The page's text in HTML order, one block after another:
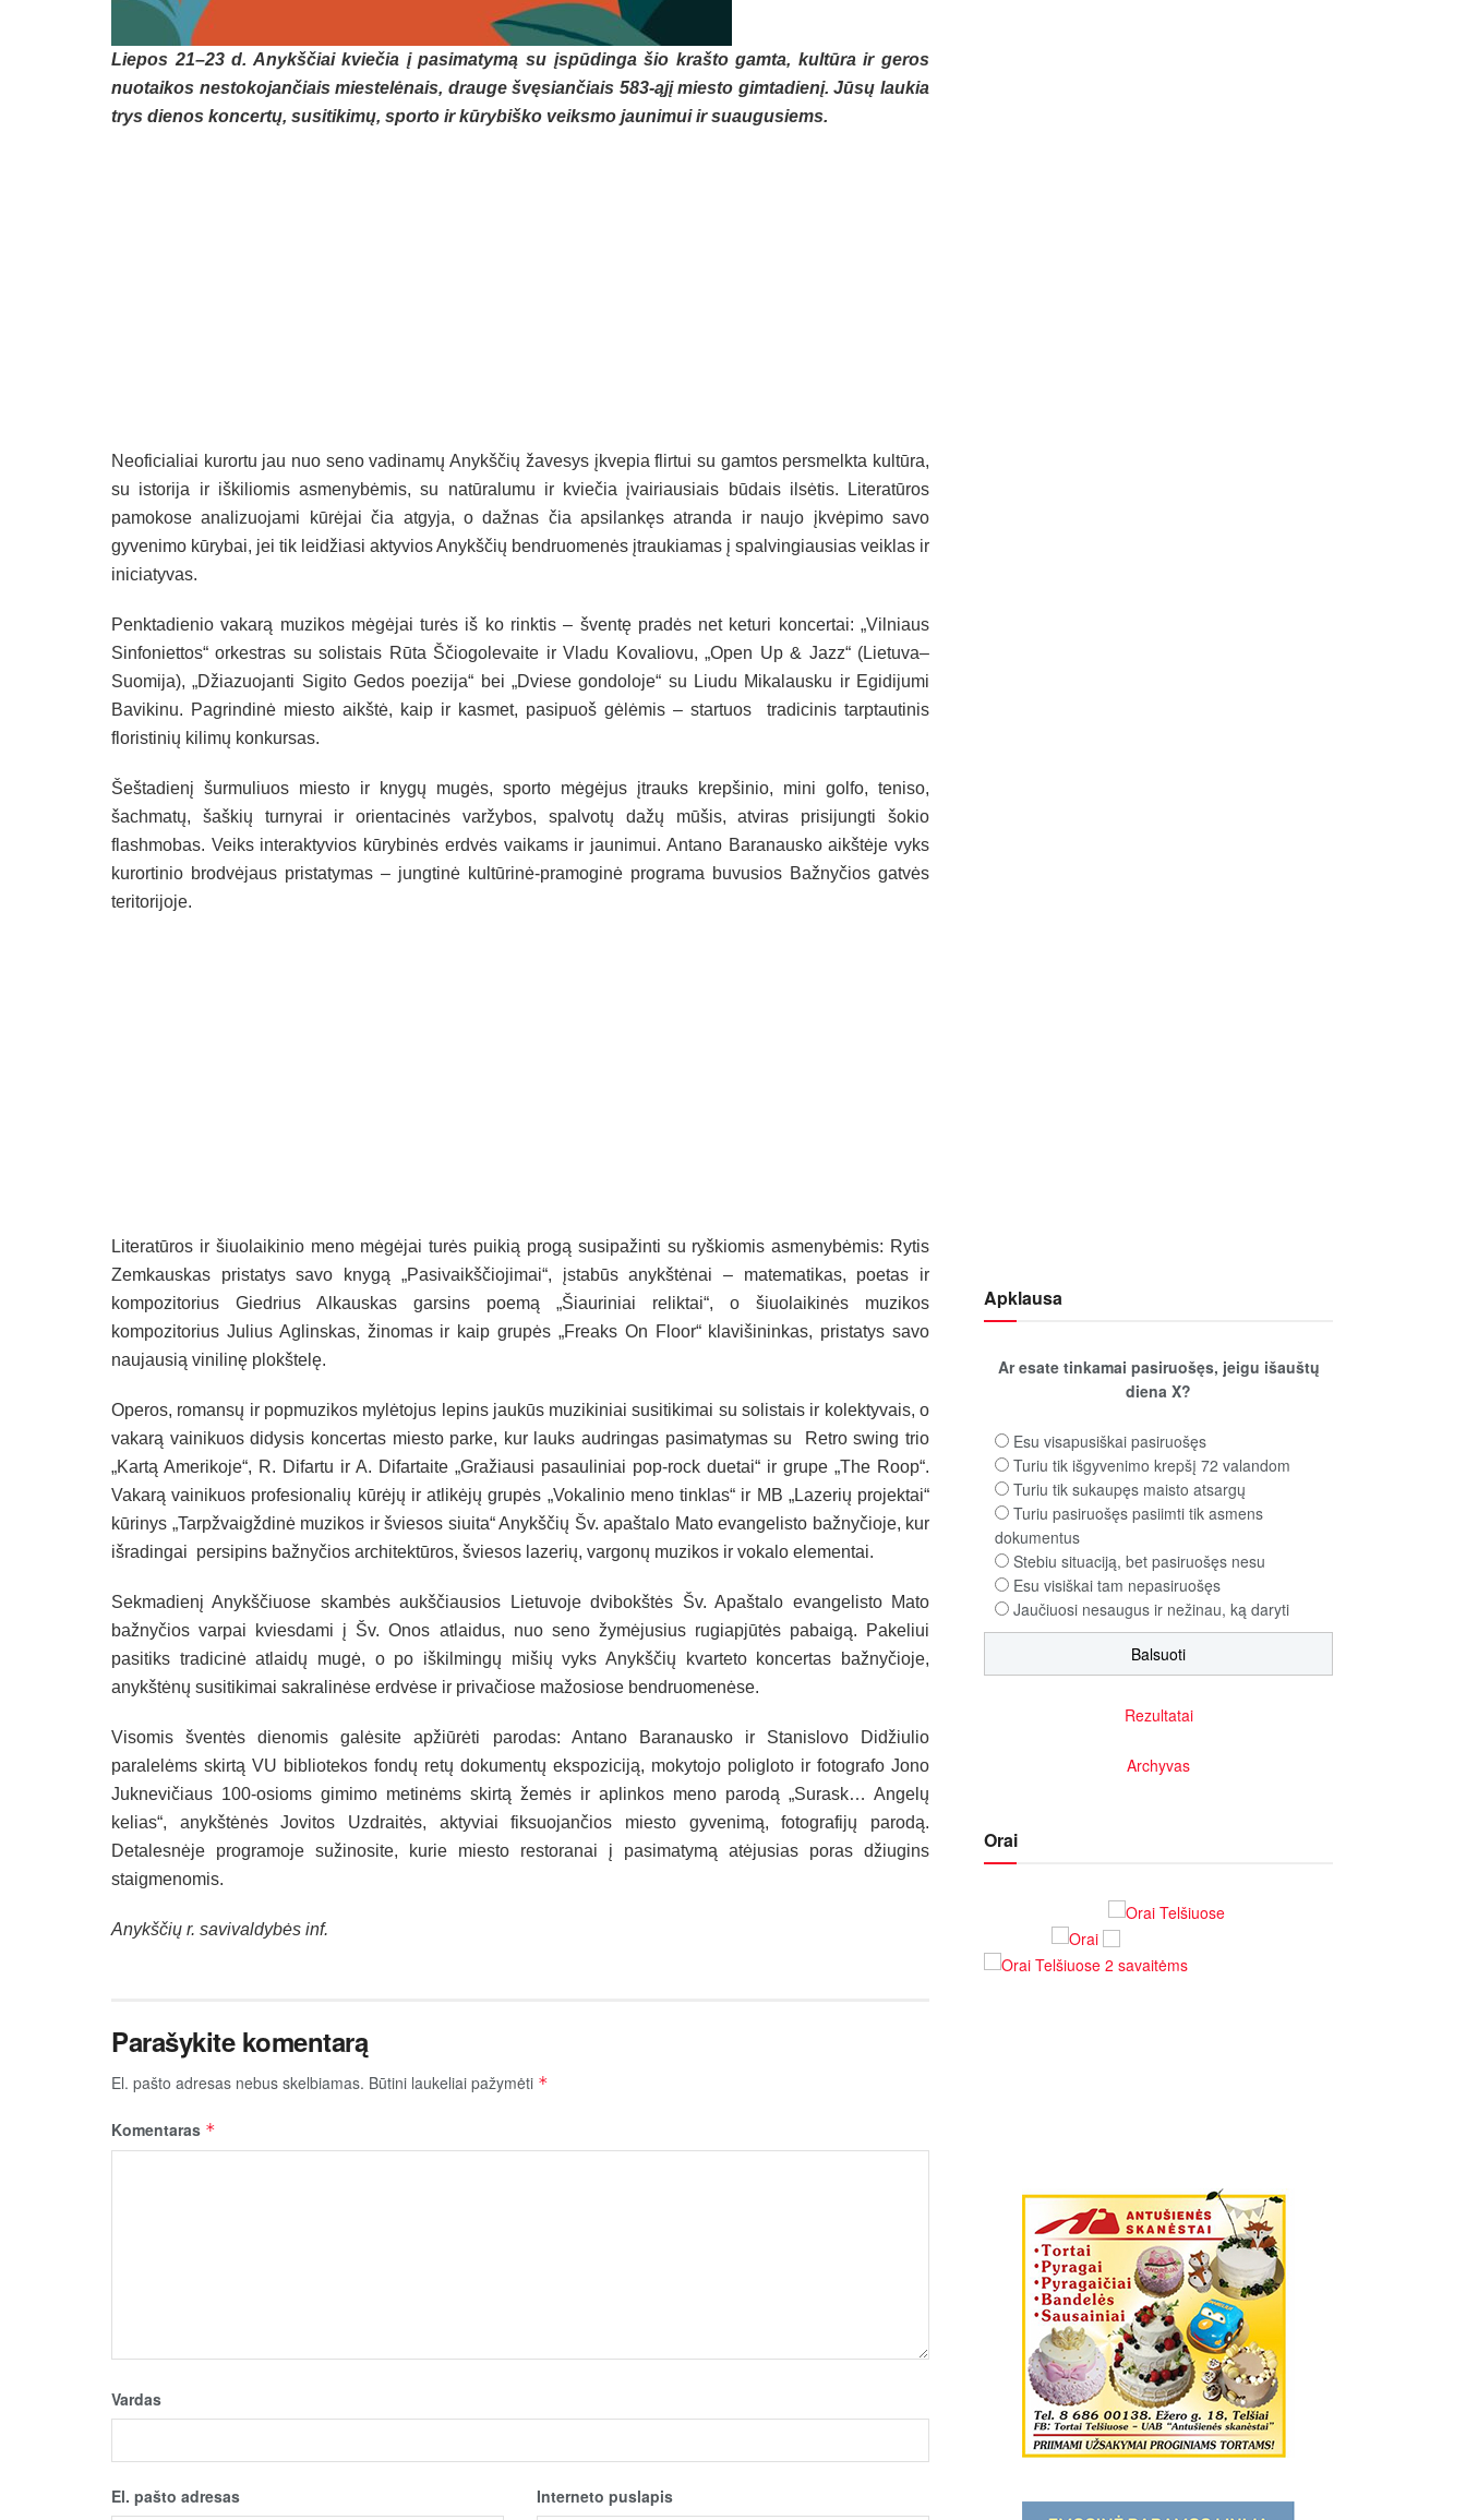
Liepos 21–23 d. Anykščiai kviečia į pasimatymą su įspūdinga šio krašto gamta, kultūra ir geros
nuotaikos nestokojančiais miestelėnais, drauge švęsiančiais 583-ąjį miesto gimtadienį. Jūsų laukia
trys dienos koncertų, susitikimų, sporto ir kūrybiško veiksmo jaunimui ir suaugusiems.
Neoficialiai kurortu jau nuo seno vadinamų Anykščių žavesys įkvepia flirtui su gamtos persmelkta kultūra,
su istorija ir iškiliomis asmenybėmis, su natūralumu ir kviečia įvairiausiais būdais ilsėtis. Literatūros
pamokose analizuojami kūrėjai čia atgyja, o dažnas čia apsilankęs atranda ir naujo įkvėpimo savo
gyvenimo kūrybai, jei tik leidžiasi aktyvios Anykščių bendruomenės įtraukiamas į spalvingiausias veiklas ir
iniciatyvas.
Penktadienio vakarą muzikos mėgėjai turės iš ko rinktis – šventę pradės net keturi koncertai: „Vilniaus
Sinfoniettos“ orkestras su solistais Rūta Ščiogolevaite ir Vladu Kovaliovu, „Open Up & Jazz“ (Lietuva–
Suomija), „Džiazuojanti Sigito Gedos poezija“ bei „Dviese gondoloje“ su Liudu Mikalausku ir Egidijumi
Bavikinu. Pagrindinė miesto aikštė, kaip ir kasmet, pasipuoš gėlėmis – startuos tradicinis tarptautinis
floristinių kilimų konkursas.
Šeštadienį šurmuliuos miesto ir knygų mugės, sporto mėgėjus įtrauks krepšinio, mini golfo, teniso,
šachmatų, šaškių turnyrai ir orientacinės varžybos, spalvotų dažų mūšis, atviras prisijungti šokio
flashmobas. Veiks interaktyvios kūrybinės erdvės vaikams ir jaunimui. Antano Baranausko aikštėje vyks
kurortinio brodvėjaus pristatymas – jungtinė kultūrinė-pramoginė programa buvusios Bažnyčios gatvės
teritorijoje.
Literatūros ir šiuolaikinio meno mėgėjai turės puikią progą susipažinti su ryškiomis asmenybėmis: Rytis
Zemkauskas pristatys savo knygą „Pasivaikščiojimai“, įstabūs anykštėnai – matematikas, poetas ir
kompozitorius Giedrius Alkauskas garsins poemą „Šiauriniai reliktai“, o šiuolaikinės muzikos
kompozitorius Julius Aglinskas, žinomas ir kaip grupės „Freaks On Floor“ klavišininkas, pristatys savo
naujausią vinilinę plokštelę.
Operos, romansų ir popmuzikos mylėtojus lepins jaukūs muzikiniai susitikimai su solistais ir kolektyvais, o
vakarą vainikuos didysis koncertas miesto parke, kur lauks audringas pasimatymas su Retro swing trio
„Kartą Amerikoje“, R. Difartu ir A. Difartaite „Gražiausi pasauliniai pop-rock duetai“ ir grupe „The Roop“.
Vakarą vainikuos profesionalių kūrėjų ir atlikėjų grupės „Vokalinio meno tinklas“ ir MB „Lazerių projektai“
kūrinys „Tarpžvaigždinė muzikos ir šviesos siuita“ Anykščių Šv. apaštalo Mato evangelisto bažnyčioje, kur
išradingai persipins bažnyčios architektūros, šviesos lazerių, vargonų muzikos ir vokalo elementai.
Sekmadienį Anykščiuose skambės aukščiausios Lietuvoje dvibokštės Šv. Apaštalo evangelisto Mato
bažnyčios varpai kviesdami į Šv. Onos atlaidus, nuo seno žymėjusius rugiapjūtės pabaigą. Pakeliui
pasitiks tradicinė atlaidų mugė, o po iškilmingų mišių vyks Anykščių kvarteto koncertas bažnyčioje,
anykštėnų susitikimai sakralinėse erdvėse ir privačiose mažosiose bendruomenėse.
Visomis šventės dienomis galėsite apžiūrėti parodas: Antano Baranausko ir Stanislovo Didžiulio
paralelėms skirtą VU bibliotekos fondų retų dokumentų ekspoziciją, mokytojo poligloto ir fotografo Jono
Juknevičiaus 100-osioms gimimo metinėms skirtą žemės ir aplinkos meno parodą „Surask… Angelų
kelias“, anykštėnės Jovitos Uzdraitės, aktyviai fiksuojančios miesto gyvenimą, fotografijų parodą.
Detalesnėje programoje sužinosite, kurie miesto restoranai į pasimatymą atėjusias poras džiugins
staigmenomis.
Anykščių r. savivaldybės inf.
Parašykite komentarą
El. pašto adresas nebus skelbiamas. Būtini laukeliai pažymėti *
Komentaras *
Vardas
El. pašto adresas Interneto puslapis
Apklausa
Ar esate tinkamai pasiruošęs, jeigu išauštų
diena X?
Esu visapusiškai pasiruošęs
Turiu tik išgyvenimo krepšį 72 valandom
Turiu tik sukaupęs maisto atsargų
Turiu pasiruošęs pasiimti tik asmens
dokumentus
Stebiu situaciją, bet pasiruošęs nesu
Esu visiškai tam nepasiruošęs
Jaučiuosi nesaugus ir nežinau, ką daryti
Rezultatai
Archyvas
Orai